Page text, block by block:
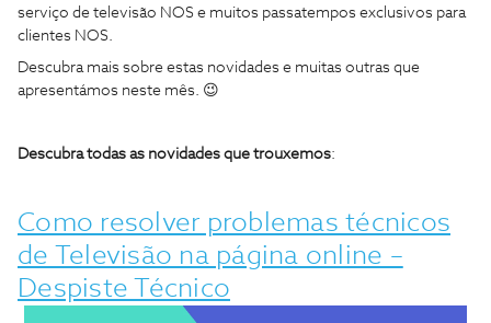
serviço de televisão NOS e muitos passatempos exclusivos para
clientes NOS.
Descubra mais sobre estas novidades e muitas outras que
apresentámos neste mês. 😉
Descubra todas as novidades que trouxemos:
Como resolver problemas técnicos
de Televisão na página online –
Despiste Técnico